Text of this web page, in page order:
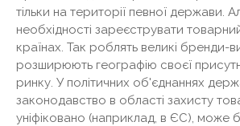
тільки на території певної держави.
необхідності зареєструвати
країнах. Так роблять великі бренди-
розширюють географію своєї
ринку. У політичних об'єднаннях
законодавство в області захисту
уніфіковано (наприклад, в ЄС), може